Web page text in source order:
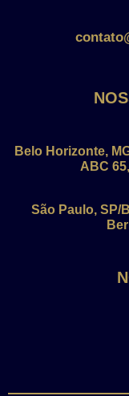
Belo Horizonte,
ABC
São Paulo, SP/